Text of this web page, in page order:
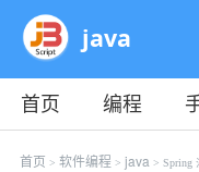
java
首页 编程
教程
平面
首页 > 软件编程 > java> Spring